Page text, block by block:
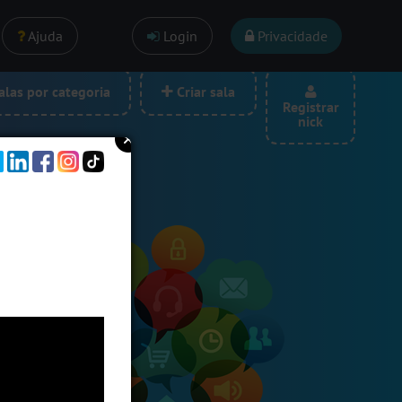
Ajuda Login Privacidade
por categoria
Criar sala
Registrar
nick